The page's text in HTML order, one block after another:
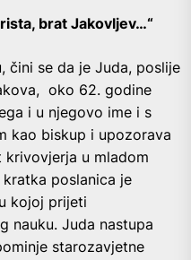
brat Jakovljev…“
čini se da je Juda, poslije
oko 62. godine
i u njegovo ime i s
kao biskup i upozorava
krivovjerja u mladom
poslanica je
kojoj prijeti
nauku. Juda nastupa
starozavjetne